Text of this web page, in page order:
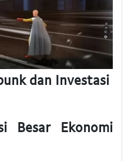
dan Investasi
Besar Ekonomi